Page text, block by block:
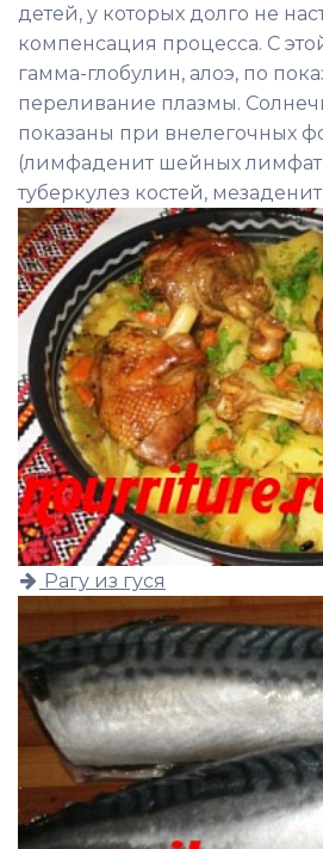
детей, у которых долго не
компенсация процесса. С
гамма-глобулин, алоэ, по
переливание плазмы.
показаны при внелегочных
(лимфаденит шейных
туберкулез костей,
Рагу из гуся